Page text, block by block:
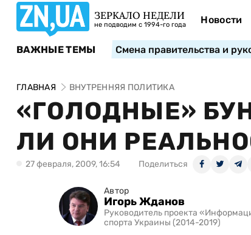
ЗЕРКАЛО НЕДЕЛИ
не подводим с 1994-го года Новости
ВАЖНЫЕ ТЕМЫ Смена правительства и
ГЛАВНАЯ ВНУТРЕННЯЯ ПОЛИТИКА
«ГОЛОДНЫЕ»
ЛИ ОНИ
27 февраля, 2009, 16:54 Поделиться
Автор
Игорь Жданов
Руководитель проекта
спорта Украины (2014-2019)